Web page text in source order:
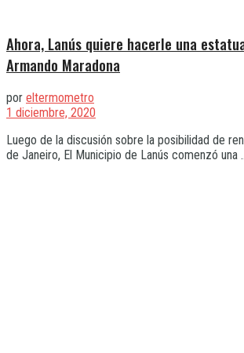
Ahora, Lanús quiere hacerle una
Armando Maradona
por eltermometro
1 diciembre, 2020
Luego de la discusión sobre la posibilidad de
de Janeiro, El Municipio de Lanús comenzó una